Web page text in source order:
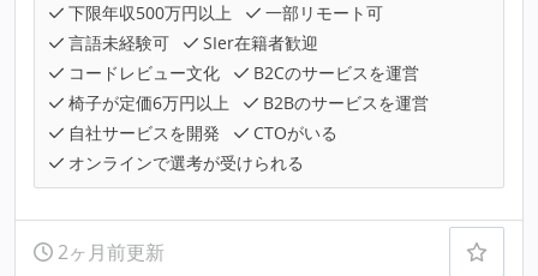
下限年収500万円以上
一部リモート可
言語未経験可
SIer在籍者歓迎
コードレビュー文化
B2Cのサービスを運営
椅子が定価6万円以上
B2Bのサービスを運営
自社サービスを開発
CTOがいる
オンラインで選考が受けられる
2ヶ月前更新